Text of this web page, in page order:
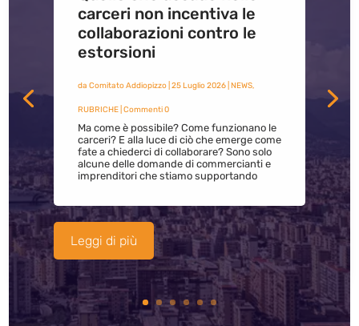
carceri non incentiva le
collaborazioni contro le
estorsioni
da Comitato Addiopizzo| 25 Luglio 2026| NEWS,
RUBRICHE| Commenti 0
Ma come è possibile? Come funzionano le
carceri? E alla luce di ciò che emerge come
fate a chiederci di collaborare? Sono solo
alcune delle domande di commercianti e
imprenditori che stiamo supportando
Leggi di più